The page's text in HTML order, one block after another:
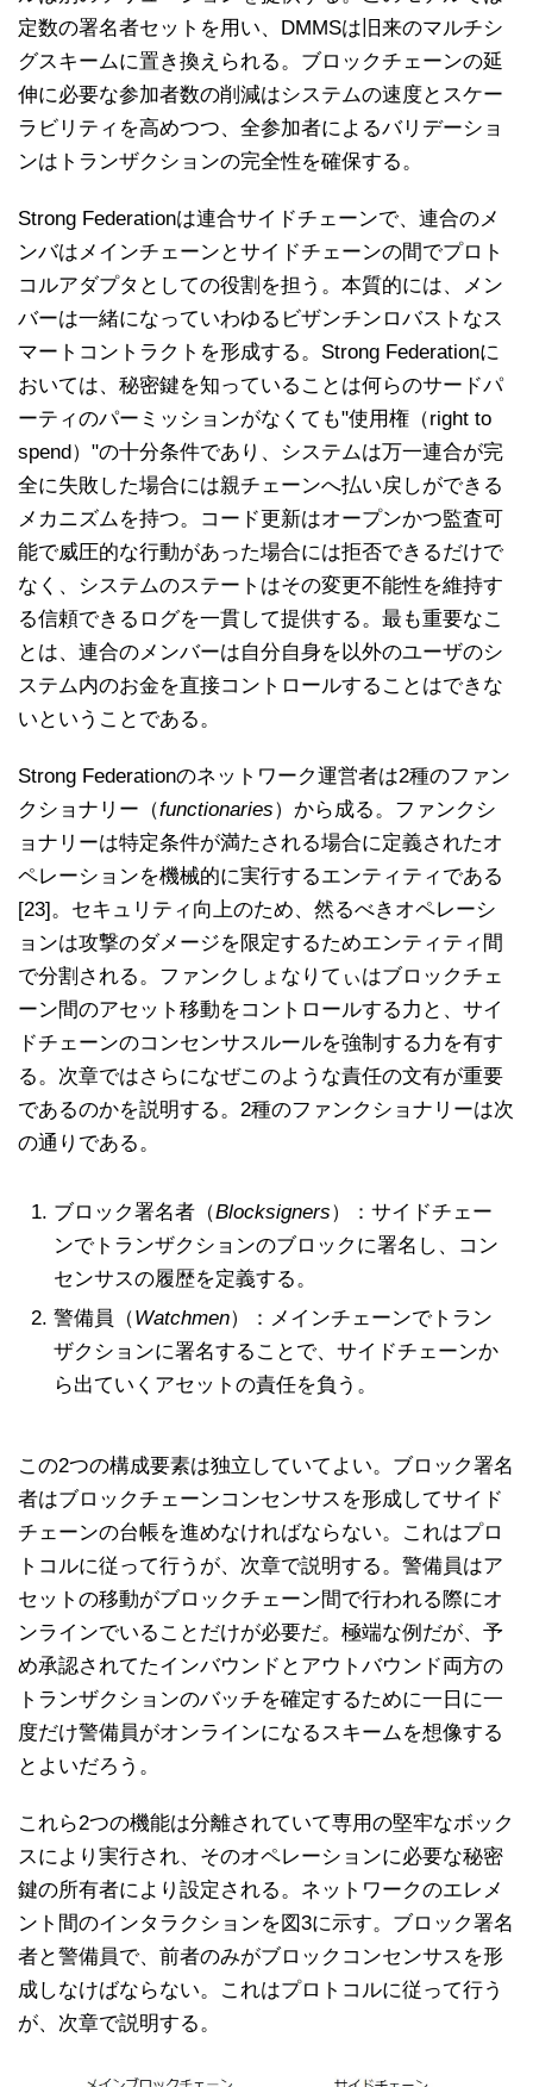
定数の署名者セットを用い、DMMSは旧来のマルチシ
グスキームに置き換えられる。ブロックチェーンの延
伸に必要な参加者数の削減はシステムの速度とスケー
ラビリティを高めつつ、全参加者によるバリデーショ
ンはトランザクションの完全性を確保する。
Strong Federationは連合サイドチェーンで、連合のメ
ンバはメインチェーンとサイドチェーンの間でプロト
コルアダプタとしての役割を担う。本質的には、メン
バーは一緒になっていわゆるビザンチンロバストなス
マートコントラクトを形成する。Strong Federationに
おいては、秘密鍵を知っていることは何らのサードパ
ーティのパーミッションがなくても"使用権（right to
spend）"の十分条件であり、システムは万一連合が完
全に失敗した場合には親チェーンへ払い戻しができる
メカニズムを持つ。コード更新はオープンかつ監査可
能で威圧的な行動があった場合には拒否できるだけで
なく、システムのステートはその変更不能性を維持す
る信頼できるログを一貫して提供する。最も重要なこ
とは、連合のメンバーは自分自身を以外のユーザのシ
ステム内のお金を直接コントロールすることはできな
いということである。
Strong Federationのネットワーク運営者は2種のファン
クショナリー（functionaries）から成る。ファンクシ
ョナリーは特定条件が満たされる場合に定義されたオ
ペレーションを機械的に実行するエンティティである
[23]。セキュリティ向上のため、然るべきオペレーシ
ョンは攻撃のダメージを限定するためエンティティ間
で分割される。ファンクしょなりてぃはブロックチェ
ーン間のアセット移動をコントロールする力と、サイ
ドチェーンのコンセンサスルールを強制する力を有す
る。次章ではさらになぜこのような責任の文有が重要
であるのかを説明する。2種のファンクショナリーは次
の通りである。
ブロック署名者（Blocksigners）：サイドチェー
ンでトランザクションのブロックに署名し、コン
センサスの履歴を定義する。
警備員（Watchmen）：メインチェーンでトラン
ザクションに署名することで、サイドチェーンか
ら出ていくアセットの責任を負う。
この2つの構成要素は独立していてよい。ブロック署名
者はブロックチェーンコンセンサスを形成してサイド
チェーンの台帳を進めなければならない。これはプロ
トコルに従って行うが、次章で説明する。警備員はア
セットの移動がブロックチェーン間で行われる際にオ
ンラインでいることだけが必要だ。極端な例だが、予
め承認されてたインバウンドとアウトバウンド両方の
トランザクションのバッチを確定するために一日に一
度だけ警備員がオンラインになるスキームを想像する
とよいだろう。
これら2つの機能は分離されていて専用の堅牢なボック
スにより実行され、そのオペレーションに必要な秘密
鍵の所有者により設定される。ネットワークのエレメ
ント間のインタラクションを図3に示す。ブロック署名
者と警備員で、前者のみがブロックコンセンサスを形
成しなけばならない。これはプロトコルに従って行う
が、次章で説明する。